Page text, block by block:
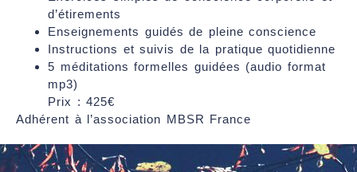
d’étirements
Enseignements guidés de pleine conscience
Instructions et suivis de la pratique quotidienne
5 méditations formelles guidées (audio format
mp3)
Prix : 425€
Adhérent à l’association MBSR France